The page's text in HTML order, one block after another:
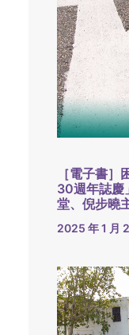
［電子書
30週年誌慶
堂、倪步曉
2025 年 1 月